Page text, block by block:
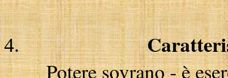
Potere sovrano - è